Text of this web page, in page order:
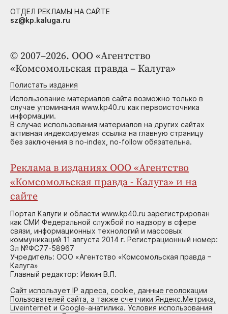
© 2007–2026. ООО «Агентство
«Комсомольская правда – Калуга»
Полистать издания
Использование материалов сайта возможно только в
случае упоминания www.kp40.ru как первоисточника
информации.
В случае использования материалов на других сайтах
активная индексируемая ссылка на главную страницу
без заключения в no-index, no-follow обязательна.
Реклама в изданиях ООО «Агентство
«Комсомольская правда - Калуга» и на
сайте
Портал Калуги и области www.kp40.ru зарегистрирован
как СМИ Федеральной службой по надзору в сфере
связи, информационных технологий и массовых
коммуникаций 11 августа 2014 г. Регистрационный номер:
Эл №ФС77-58967
Учредитель: ООО «Агентство «Комсомольская правда –
Калуга»
Главный редактор: Ивкин В.П.
Сайт использует IP адреса, cookie, данные геолокации
Пользователей сайта, а также счетчики Яндекс.Метрика,
Liveinternet и Google-анатилика. Условия использования
ОТДЕЛ РЕКЛАМЫ НА САЙТЕ
sz@kp.kaluga.ru